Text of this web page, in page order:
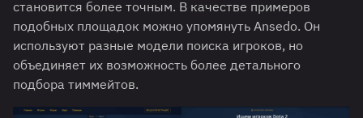
становится более точным. В качестве примеров
подобных площадок можно упомянуть Ansedo. Он
используют разные модели поиска игроков, но
объединяет их возможность более детального
подбора тиммейтов.